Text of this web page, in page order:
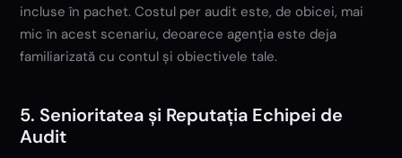
incluse în pachet. Costul per audit este, de obicei, mai
mic în acest scenariu, deoarece agenția este deja
familiarizată cu contul și obiectivele tale.
5. Senioritatea și Reputația Echipei de
Audit